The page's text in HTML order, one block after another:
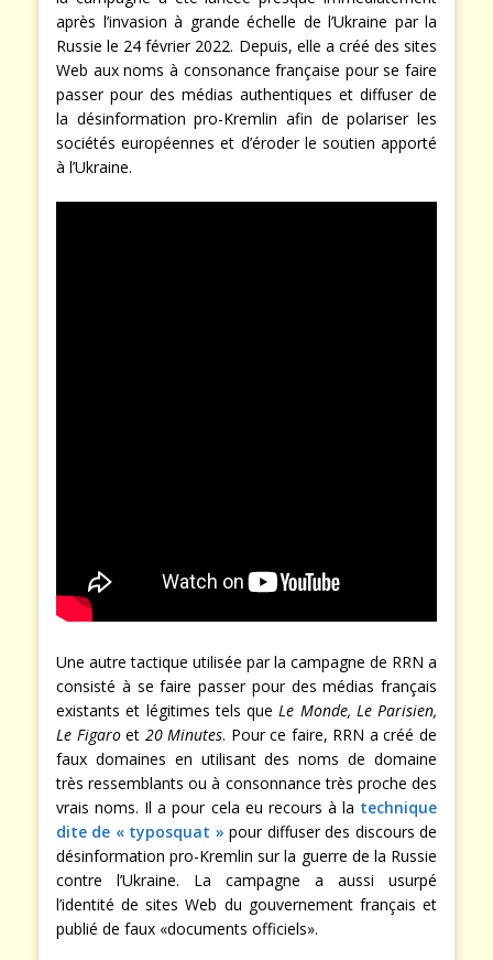
après l’invasion à grande échelle de l’Ukraine par la
Russie le 24 février 2022. Depuis, elle a créé des sites
Web aux noms à consonance française pour se faire
passer pour des médias authentiques et diffuser de
la désinformation pro-Kremlin afin de polariser les
sociétés européennes et d’éroder le soutien apporté
à l’Ukraine.
Une autre tactique utilisée par la campagne de RRN a
consisté à se faire passer pour des médias français
existants et légitimes tels queLe Monde, Le Parisien,
Le Figaroet 20 Minutes. Pour ce faire, RRN a créé de
faux domaines en utilisant des noms de domaine
très ressemblants ou à consonnance très proche des
vrais noms. Il a pour cela eu recours à la technique
dite de « typosquat » pour diffuser des discours de
désinformation pro-Kremlin sur la guerre de la Russie
contre l’Ukraine. La campagne a aussi usurpé
l’identité de sites Web du gouvernement français et
publié de faux «documents officiels».